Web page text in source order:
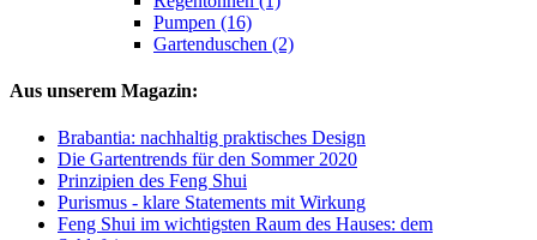
Pumpen (16)
Gartenduschen (2)
Aus unserem Magazin:
Brabantia: nachhaltig praktisches Design
Die Gartentrends für den Sommer 2020
Prinzipien des Feng Shui
Purismus - klare Statements mit Wirkung
Feng Shui im wichtigsten Raum des Hauses: dem